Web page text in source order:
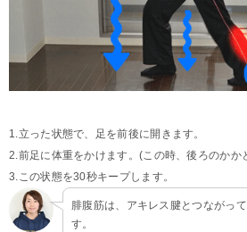
1.立った状態で、足を前後に開きます。
2.前足に体重をかけます。(この時、後ろのかか
3.この状態を30秒キープします。
腓腹筋は、アキレス腱とつながっ
す。